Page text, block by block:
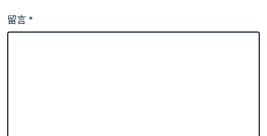
留言*